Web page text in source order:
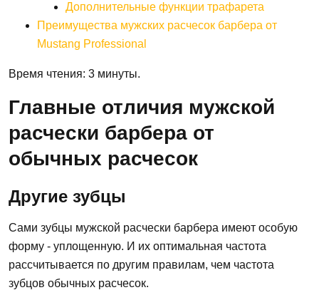
Дополнительные функции трафарета
Преимущества мужских расчесок барбера от
Mustang Professional
Время чтения: 3 минуты.
Главные отличия мужской
расчески барбера от
обычных расчесок
Другие зубцы
Сами зубцы мужской расчески барбера имеют особую
форму - уплощенную. И их оптимальная частота
рассчитывается по другим правилам, чем частота
зубцов обычных расчесок.